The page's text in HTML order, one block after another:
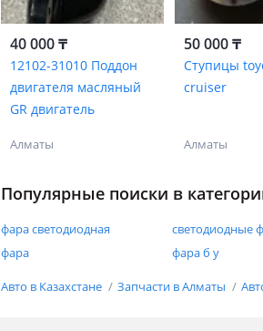
40 000 ₸
12102-31010 Поддон
двигателя масляный
GR двигатель
Алматы
50 000 ₸
Ступицы
cruiser
Алматы
Популярные поиски в
фара светодиодная светодиодные
фара
фара б у
Авто в Казахстане Запчасти в Алматы